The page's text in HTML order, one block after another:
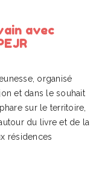
avec
organisé
et dans le souhait
sur le territoire,
du livre et de la
résidences